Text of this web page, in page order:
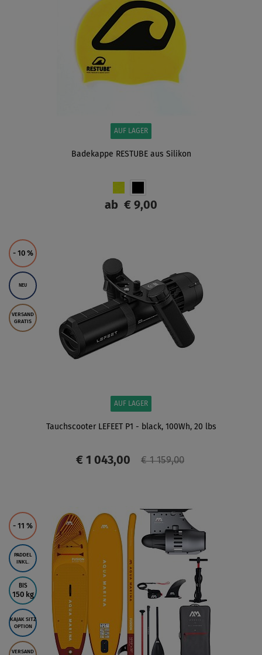
AUF LAGER
Badekappe RESTUBE aus Silikon
ab € 9,00
- 10 %
NEU
VERSAND
GRATIS
AUF LAGER
Tauchscooter LEFEET P1 - black, 100Wh, 20 lbs
€ 1 043,00 € 1 159,00
- 11 %
PADDEL
INKL.
BIS
150 kg
KAJAK SITZ
OPTION
VERSAND